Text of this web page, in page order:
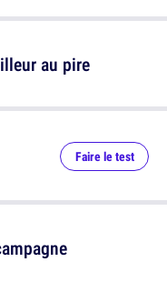
au pire
Faire le test